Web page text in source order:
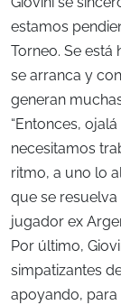
estamos
Torneo. Se
se arranca y
generan
“Entonces,
necesitamos
ritmo, a uno lo
que se resuelva
jugador ex
Por último,
simpatizantes
apoyando,